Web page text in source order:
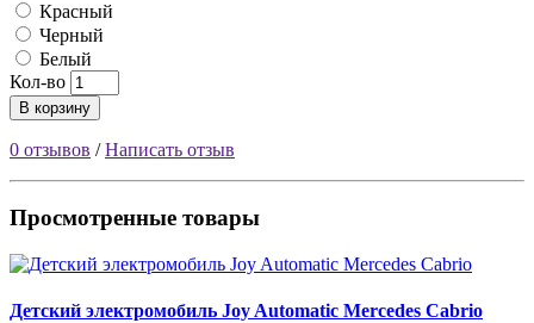
Красный
Черный
Белый
Кол-во
В корзину
0 отзывов /Написать отзыв
Просмотренные товары
Детский электромобиль Joy Automatic Mercedes Cabrio